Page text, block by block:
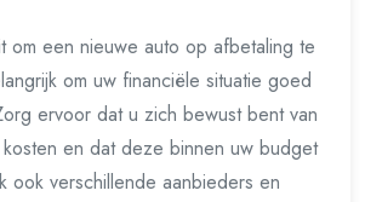
om een nieuwe auto op afbetaling te
om uw financiële situatie goed
ervoor dat u zich bewust bent van
en dat deze binnen uw budget
ook verschillende aanbieders en